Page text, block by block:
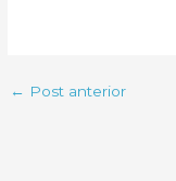
← Post anterior